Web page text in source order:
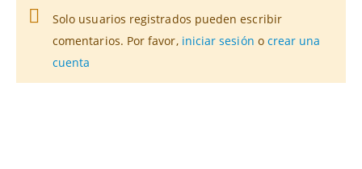
Solo usuarios registrados pueden escribir
comentarios. Por favor, iniciar sesión o crear una
cuenta